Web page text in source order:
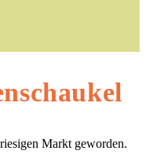
Markt geworden.